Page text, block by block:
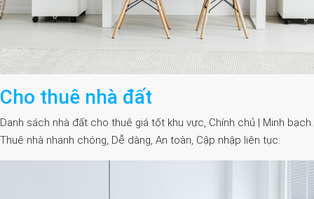
Cho thuê nhà đất
Danh sách nhà đất cho thuê giá tốt khu vực, Chính chủ | Minh bạch.
Thuê nhà nhanh chóng, Dễ dàng, An toàn, Cập nhập liên tục.